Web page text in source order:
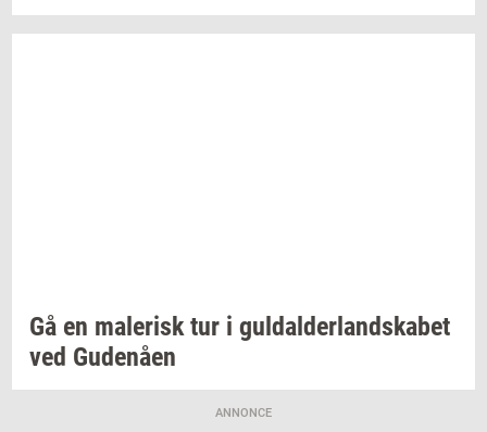
Gå en ma­le­risktur i gul­dal­der­land­ska­bet
ved Gu­denå­en
ANNONCE